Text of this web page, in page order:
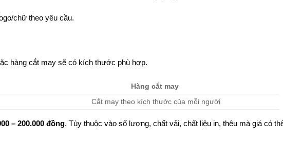
chữ theo yêu cầu.
hàng cắt may sẽ có kích thước phù hợp.
Hàng cắt may
Cắt may theo kích thước của mỗi người
– 200.000 đồng. Tùy thuộc vào số lượng, chất vải, chất liệu in, thêu mà giá có